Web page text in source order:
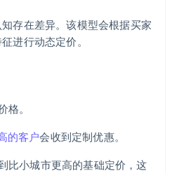
存在差异。该模型会根据买家
进行动态定价。
。
的客户会收到定制优惠。
比小城市更高的基础定价，这